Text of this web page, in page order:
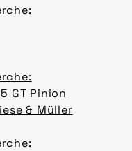
GT Pinion
& Müller